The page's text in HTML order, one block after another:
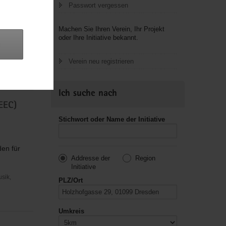
für
Passwort vergessen
Machen Sie Ihren Verein, Ihr Projekt
oder Ihre Initiative bekannt.
Verein neu registrieren
Ich suche nach
Stichwort oder Name der Initiative
Addresse der
Initiative
Region
PLZ/Ort
Umkreis